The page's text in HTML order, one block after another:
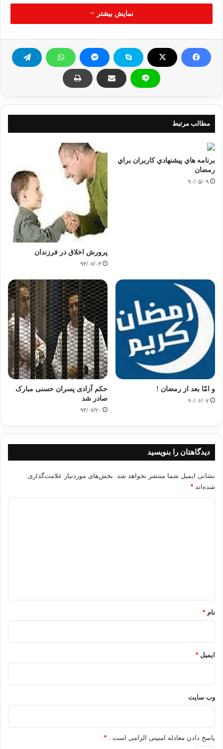
حمله به زنان را صادر کرده‌اند باید همگی بخاطر نقض حقوق بشر
قدوسی ضمن اشاره به درخواست وزراء در خصوص حفظ
مقام‌هایشان در صورت ارتکاب اشتباه از سوی آنان بخاطر حسن
نیت و مصونیت قضایی مقامات، گفت: این تقاضا نشانه‌ی عدم یقین
وزراء و مسؤولان به زیاد ماندن در پست‌هایشان است. آنا
نمایش بیشتر
مطالب مرتبط
برنامه هاي پيشنهادي كاربران براي
رمضان
۹۰/۰۵/۰۹
پرورش اخلاق در فرزندان
۹۴/۰۷/۰۳
و امّا بعد از رمضان !
۹۰/۰۶/۰۷
حکم آزادی پسران حسنی مبارک
صادر شد
۹۴/۰۷/۲۰
دیدگاهتان را بنویسید
نشانی ایمیل شما منتشر نخواهد شد. بخش‌های موردنیاز علامت‌گذاری
شده‌اند *
نام *
ایمیل *
وب‌ سایت
پاسخ دادن معادله امنیتی الزامی است . *